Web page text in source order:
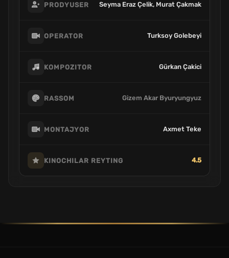
PRODYUSER Seyma Eraz Çelik, Murat Çakmak
OPERATOR Turksoy Golebeyi
KOMPOZITOR Gürkan Çakici
RASSOM Gizem Akar Byuryungyuz
MONTAJYOR Axmet Teke
KINOCHILAR REYTING 4.5